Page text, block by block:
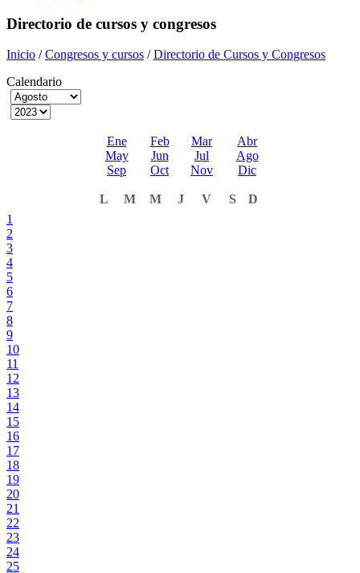
Directorio de cursos y congresos
Inicio /Congresos y cursos /Directorio de Cursos y Congresos
Calendario
Ene Feb Mar
Abr
May
Jun Jul
Ago
Sep
Oct Nov Dic
L M M J V S
D
1
2
3
4
5
6
7
8
9
10
11
12
13
14
15
16
17
18
19
20
21
22
23
24
25